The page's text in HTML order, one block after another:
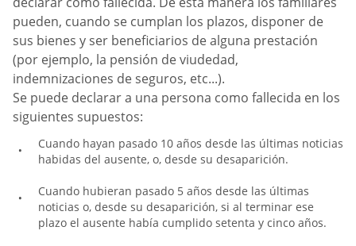
pueden, cuando se cumplan los plazos, disponer de
sus bienes y ser beneficiarios de alguna prestación
(por ejemplo, la pensión de viudedad,
indemnizaciones de seguros, etc...).
Se puede declarar a una persona como fallecida en los
siguientes supuestos:
Cuando hayan pasado 10 años desde las últimas noticias
habidas del ausente, o, desde su desaparición.
Cuando hubieran pasado 5 años desde las últimas
noticias o, desde su desaparición, si al terminar ese
plazo el ausente había cumplido setenta y cinco años.